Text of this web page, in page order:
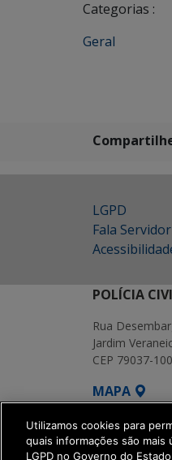
Categorias :
Geral
LGPD
Fala Servidor
POLÍCIA
Rua
Jardim
CEP 79037-100
MAPA
SETDIG |
Utilizamos cookies para
quais informações são
LGPD no Governo do